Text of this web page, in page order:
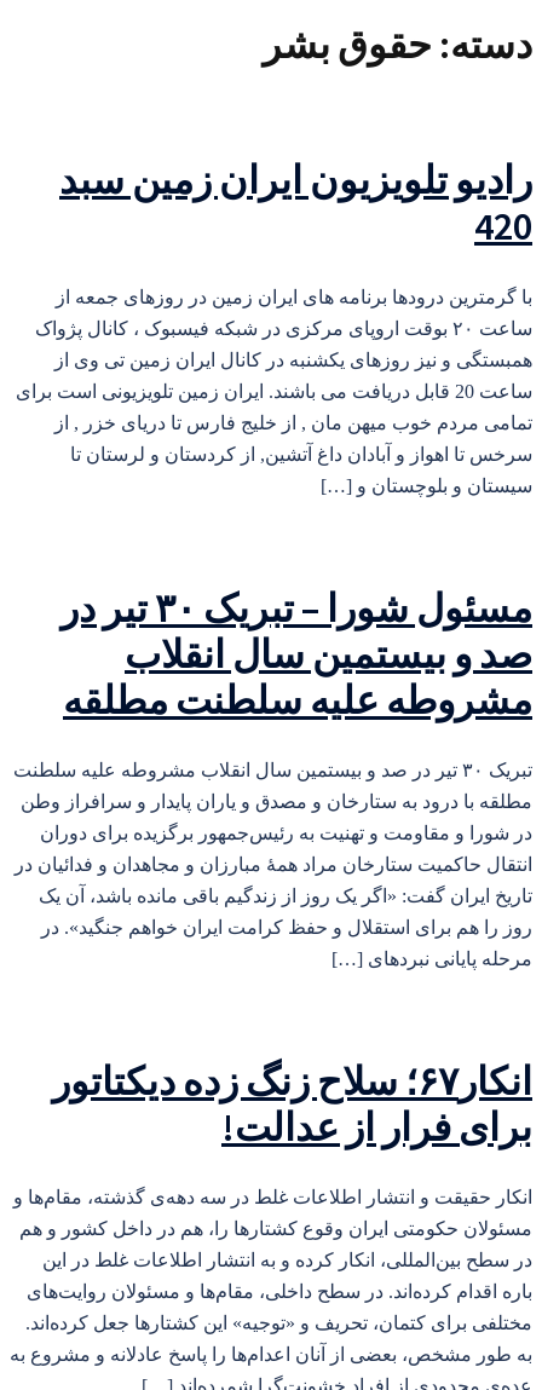
دسته: حقوق بشر
رادیو تلویزیون ایران زمین سبد
420
با گرمترین درودها برنامه های ایران زمین در روزهای جمعه از
ساعت ۲۰ بوقت اروپای مرکزی در شبکه فیسبوک ، کانال پژواک
همبستگی و نیز روزهای یکشنبه در کانال ایران زمین تی وی از
ساعت 20 قابل دریافت می باشند. ایران زمین تلویزیونی است برای
تمامی مردم خوب میهن مان , از خلیج فارس تا دریای خزر , از
سرخس تا اهواز و آبادان داغ آتشین, از کردستان و لرستان تا
سیستان و بلوچستان و […]
مسئول شورا – تبریک ۳۰ تیر در
صد و بیستمین سال انقلاب
مشروطه علیه سلطنت مطلقه
تبریک ۳۰ تیر در صد و بیستمین سال انقلاب مشروطه علیه سلطنت
مطلقه با درود به ستارخان و مصدق و یاران پایدار و سرافراز وطن
در شورا و مقاومت و تهنیت به رئیس‌جمهور برگزیده برای دوران
انتقال حاکمیت ستارخان مراد همهٔ مبارزان و مجاهدان و فدائیان در
تاریخ ایران گفت: «اگر یک روز از زندگیم باقی مانده باشد، آن یک
روز را هم برای استقلال و حفظ کرامت ایران خواهم جنگید». در
مرحله پایانی نبردهای […]
انکار۶۷؛ سلاح زنگ زده دیکتاتور
برای فرار از عدالت!
انکار حقیقت و انتشار اطلاعات غلط در سه دهه‌ی گذشته، مقام‌ها و
مسئولان حکومتی ایران وقوع کشتارها را، هم در داخل کشور و هم
در سطح بین‌المللی، انکار کرده و به انتشار اطلاعات غلط در این
باره اقدام کرده‌اند. در سطح داخلی، مقام‌ها و مسئولان روایت‌های
مختلفی برای کتمان، تحریف و «توجیه» این کشتارها جعل کرده‌اند.
به طور مشخص، بعضی از آنان اعدام‌ها را پاسخ عادلانه و مشروع به